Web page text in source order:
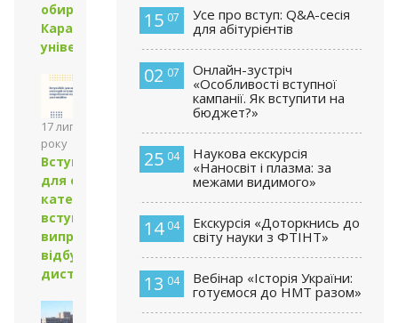
обирають
Каразінський
університет
17 липня 2026
року
Вступ-2026:
для окремих
категорій
вступні
випробування
відбудуться
дистанційно
15 07
Усе про вступ: Q&A-сесія
для абітурієнтів
02 07
Онлайн-зустріч
«Особливості вступної
кампанії. Як вступити на
бюджет?»
25 04
Наукова екскурсія
«Наносвіт і плазма: за
межами видимого»
14 04
Екскурсія «Доторкнись до
світу науки з ФТІНТ»
13 04
Вебінар «Історія України:
готуємося до НМТ разом»